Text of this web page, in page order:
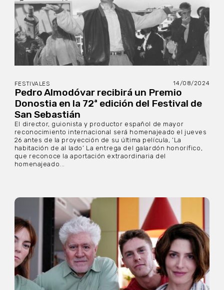
FESTIVALES 14/08/2024
Pedro Almodóvar recibirá un Premio
Donostia en la 72ª edición del Festival de
San Sebastián
El director, guionista y productor español de mayor
reconocimiento internacional será homenajeado el jueves
26 antes de la proyección de su última película, ‘La
habitación de al lado’ La entrega del galardón honorífico,
que reconoce la aportación extraordinaria del
homenajeado...